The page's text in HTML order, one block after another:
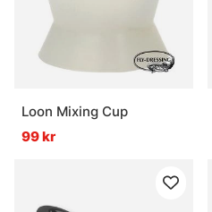
Loon Mixing Cup
99 kr